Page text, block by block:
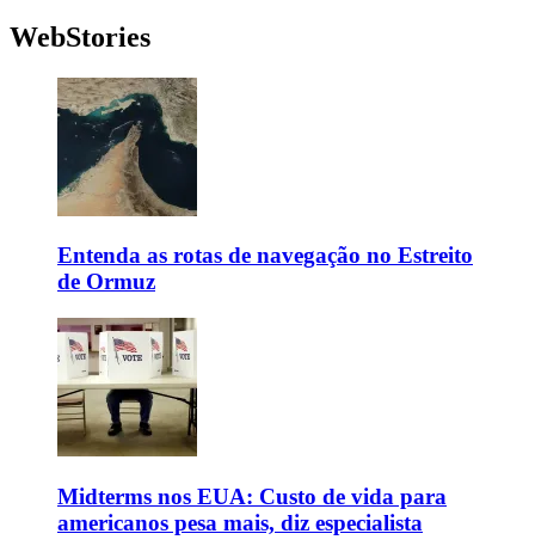
WebStories
Entenda as rotas de navegação no Estreito
de Ormuz
Midterms nos EUA: Custo de vida para
americanos pesa mais, diz especialista